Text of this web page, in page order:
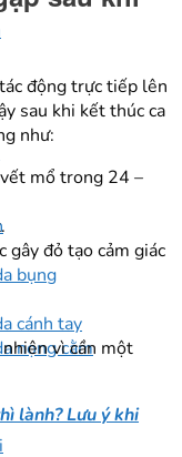
bụng
cánh tay
nọng cằm
động trực tiếp lên
sau khi kết thúc ca
như:
mổ trong 24 –
gây đỏ tạo cảm giác
vì cần một
lành? Lưu ý khi